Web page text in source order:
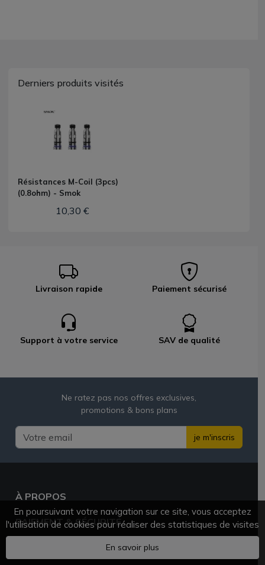
Derniers produits visités
Résistances M-Coil (3pcs)
(0.8ohm) - Smok
10,30 €
Livraison rapide Paiement sécurisé
Support à votre service SAV de qualité
Ne ratez pas nos offres exclusives,
promotions & bons plans
je m'inscris
À PROPOS
PAIEMENT & SÉCURITÉ
En poursuivant votre navigation sur ce site, vous acceptez
l'utilisation de cookies pour réaliser des statistiques de visites
En savoir plus